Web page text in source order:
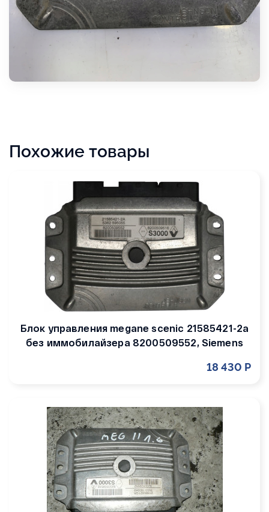
Похожие товары
Блок управления megane scenic 21585421-2a
без иммобилайзера 8200509552, Siemens
18 430 Р